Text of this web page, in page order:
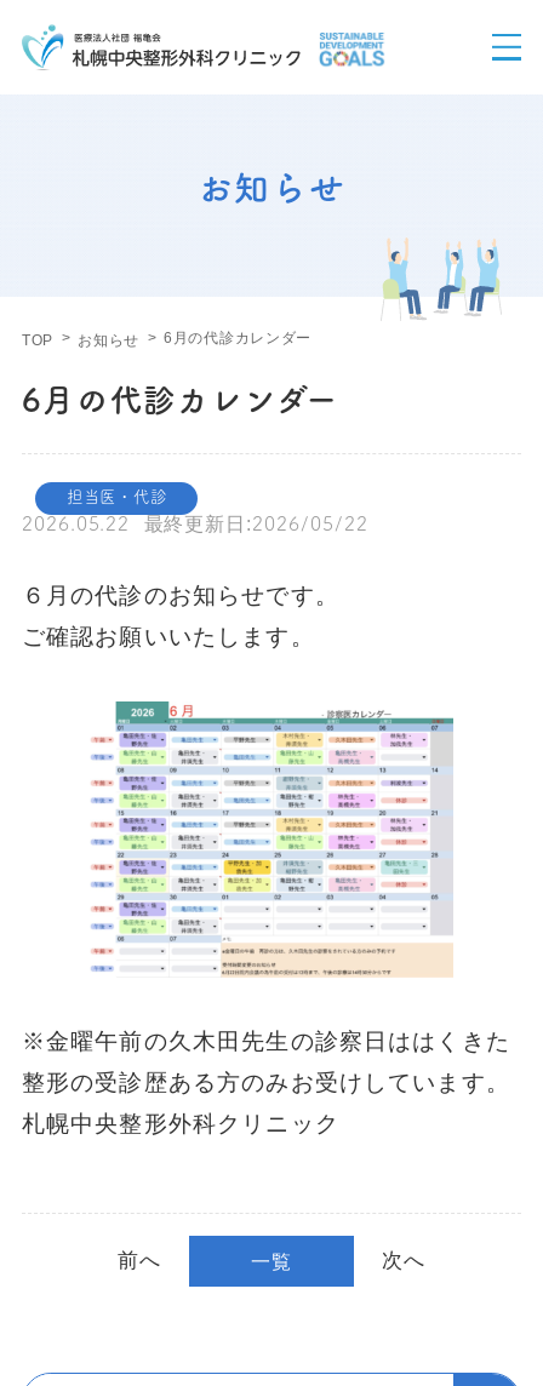
お知らせ
TOP お知らせ 6月の代診カレンダー
6月の代診カレンダー
担当医・代診
2026.05.22 最終更新日:2026/05/22
６月の代診のお知らせです。
ご確認お願いいたします。
※金曜午前の久木田先生の診察日ははくきた
整形の受診歴ある方のみお受けしています。
札幌中央整形外科クリニック
前へ 一覧 次へ